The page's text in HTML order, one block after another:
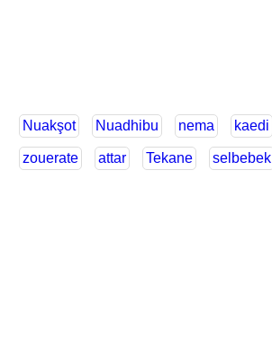
Nuakşot Nuadhibu nema kaedi
zouerate attar Tekane selbebek